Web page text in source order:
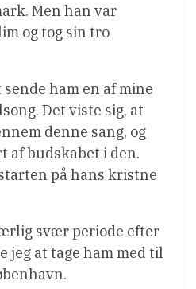
Men han var
og tog sin tro
ham en af mine
Det viste sig, at
denne sang, og
af budskabet i den.
på hans kristne
svær periode efter
jeg at tage ham med til